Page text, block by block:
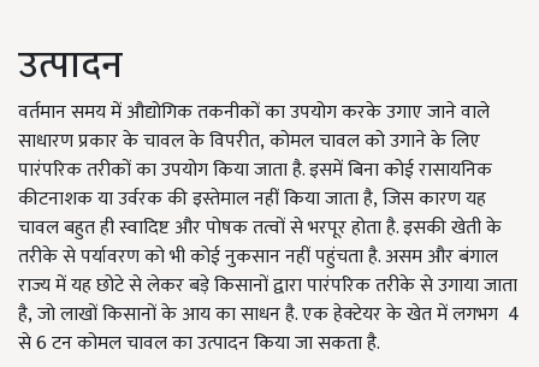
उत्पादन
वर्तमान समय में औद्योगिक तकनीकों का उपयोग करके उगाए जाने वाले
साधारण प्रकार के चावल के विपरीत,कोमल चावल को उगाने के लिए
पारंपरिक तरीकों का उपयोग किया जाता है. इसमें बिना कोई रासायनिक
कीटनाशक या उर्वरक की इस्तेमाल नहीं किया जाता है,जिस कारण यह
चावल बहुत ही स्वादिष्ट और पोषक तत्वों से भरपूर होता है. इसकी खेती के
तरीके से पर्यावरण को भी कोई नुकसान नहीं पहुंचता है. असम और बंगाल
राज्य में यह छोटे से लेकर बड़े किसानों द्वारा पारंपरिक तरीके से उगाया जाता
है,जो लाखों किसानों के आय का साधन है. एक हेक्टेयर के खेत में लगभग 4
से 6 टन कोमल चावल का उत्पादन किया जा सकता है.